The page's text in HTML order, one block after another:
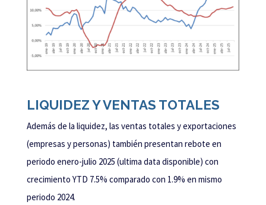
LIQUIDEZ Y VENTAS TOTALES
Además de la liquidez, las ventas totales y exportaciones
(empresas y personas) también presentan rebote en
periodo enero-julio 2025 (ultima data disponible) con
crecimiento YTD 7.5% comparado con 1.9% en mismo
periodo 2024.